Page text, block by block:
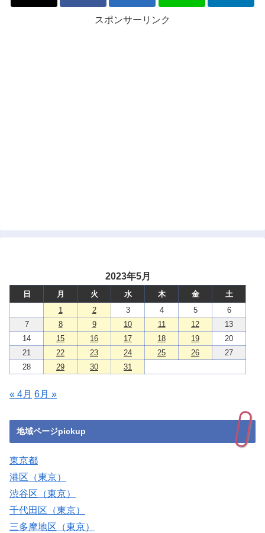
スポンサーリンク
2023年5月
日 月 火 水 木 金
土
1
2 3 4 5
6
7
8 9 10 11 12
13
14
15 16 17 18 19
20
21
22 23 24 25 26
27
28
29 30 31
« 4月 6月 »
地域ページpickup
東京都
港区（東京）
渋谷区（東京）
千代田区（東京）
三多摩地区（東京）